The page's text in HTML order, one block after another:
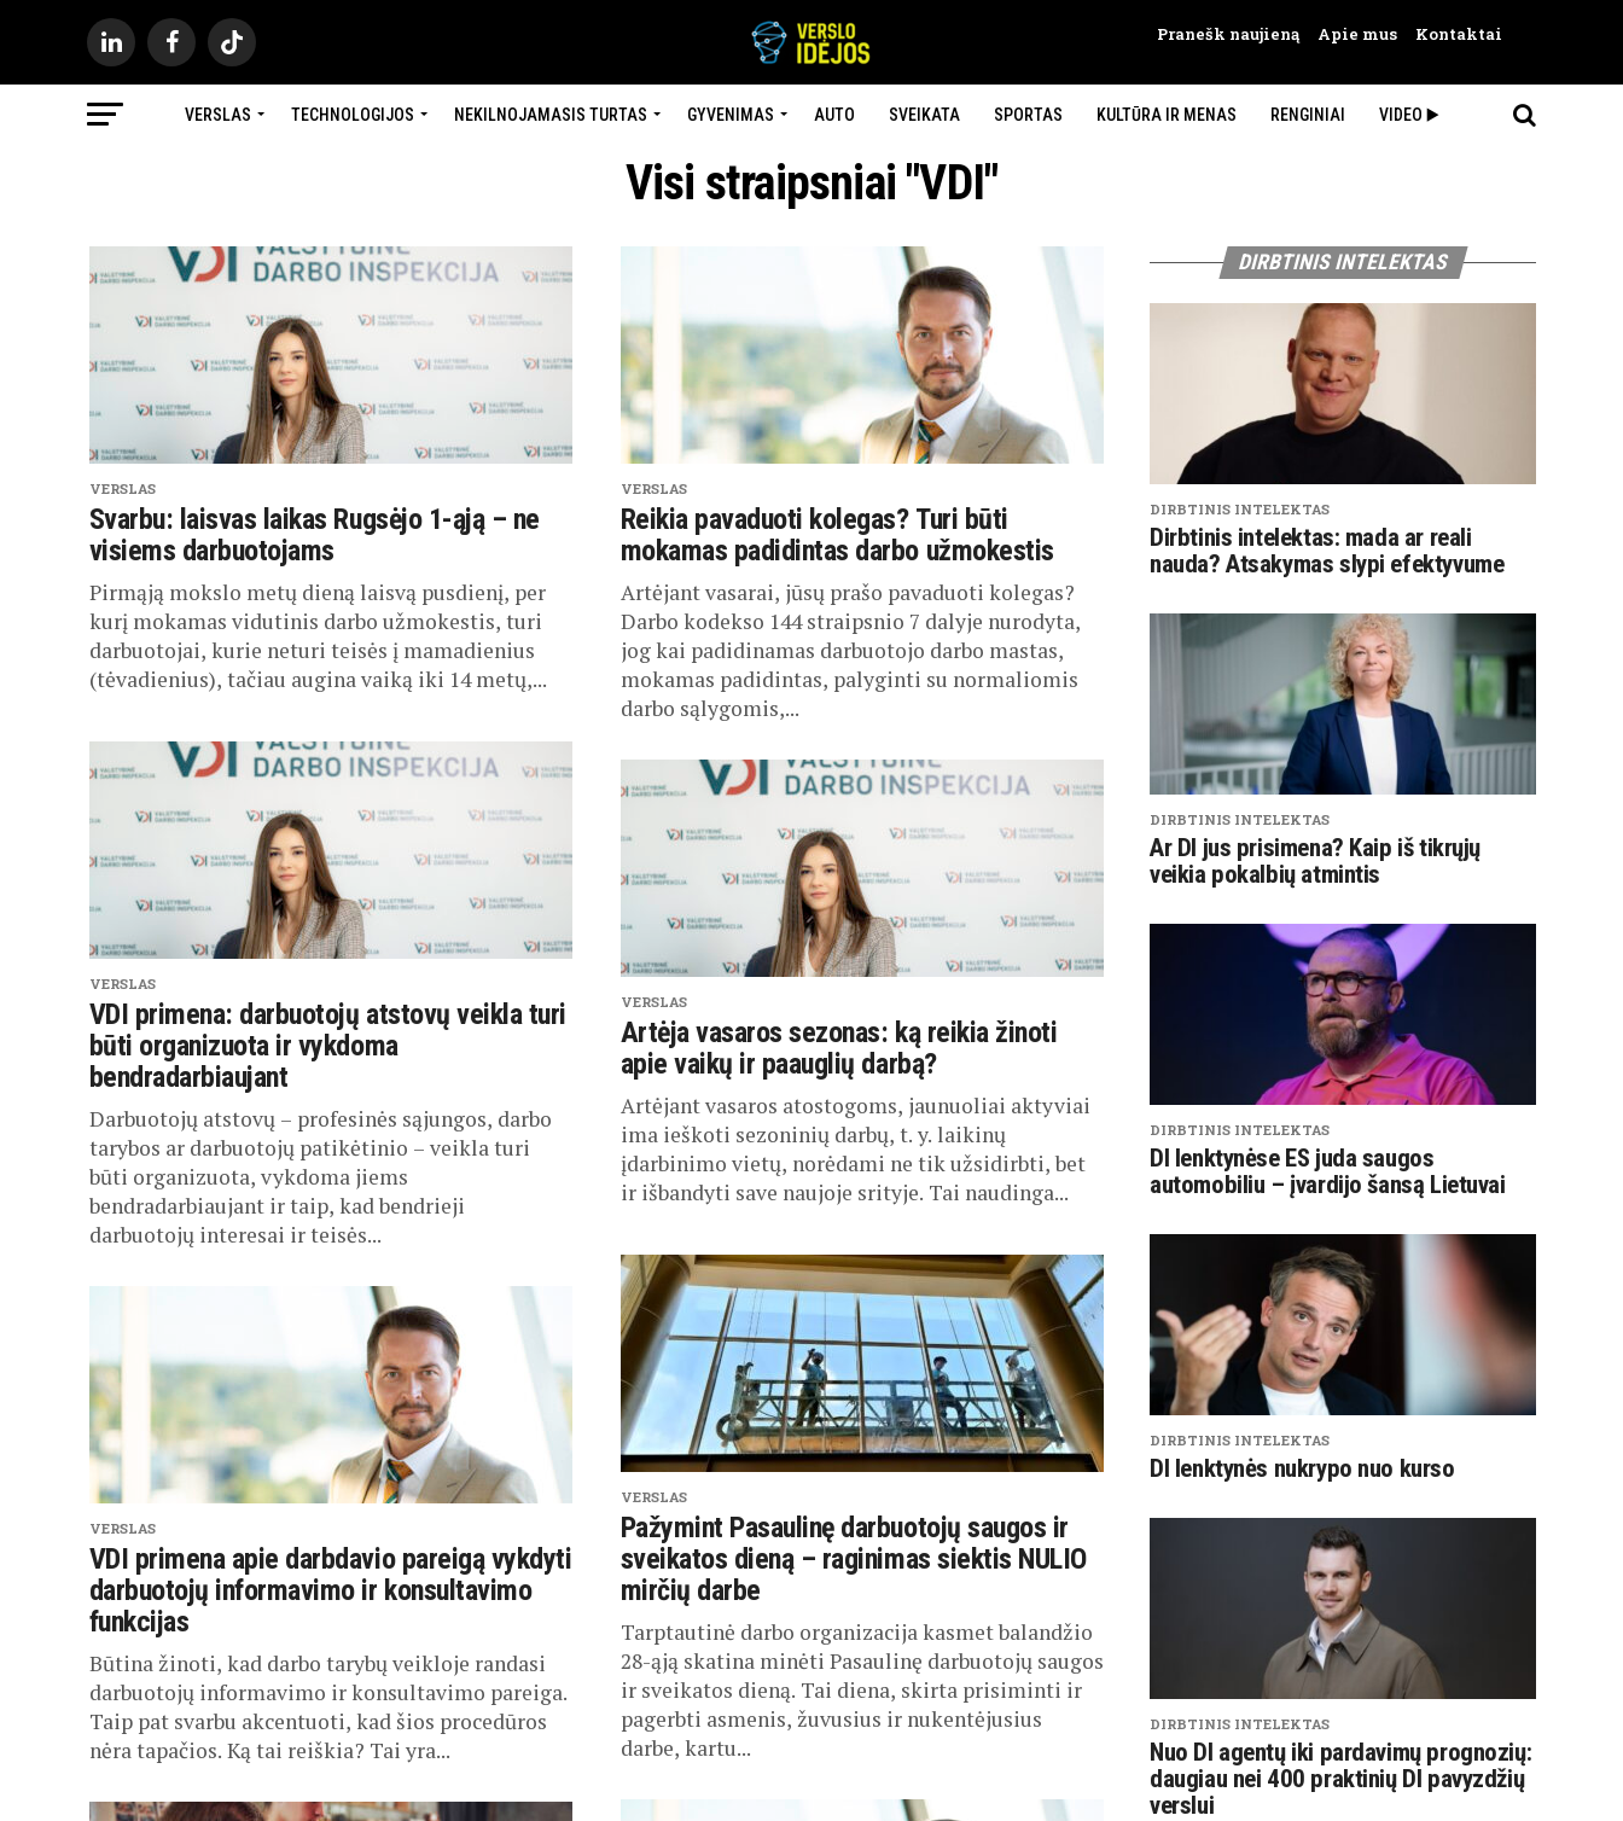
Pranešk naujieną Apie mus Kontaktai
VERSLAS TECHNOLOGIJOS NEKILNOJAMASIS TURTAS GYVENIMAS AUTO SVEIKATA SPORTAS KULTŪRA IR MENAS RENGINIAI VIDEO ▶️
Visi straipsniai "VDI"
VERSLAS
Svarbu: laisvas laikas Rugsėjo 1-ąją – ne
visiems darbuotojams
Pirmąją mokslo metų dieną laisvą pusdienį, per
kurį mokamas vidutinis darbo užmokestis, turi
darbuotojai, kurie neturi teisės į mamadienius
(tėvadienius), tačiau augina vaiką iki 14 metų,...
VERSLAS
VDI primena: darbuotojų atstovų veikla turi
būti organizuota ir vykdoma
bendradarbiaujant
Darbuotojų atstovų – profesinės sąjungos, darbo
tarybos ar darbuotojų patikėtinio – veikla turi
būti organizuota, vykdoma jiems
bendradarbiaujant ir taip, kad bendrieji
darbuotojų interesai ir teisės...
VERSLAS
VDI primena apie darbdavio pareigą vykdyti
darbuotojų informavimo ir konsultavimo
funkcijas
Būtina žinoti, kad darbo tarybų veikloje randasi
darbuotojų informavimo ir konsultavimo pareiga.
Taip pat svarbu akcentuoti, kad šios procedūros
nėra tapačios. Ką tai reiškia? Tai yra...
VERSLAS
Reikia pavaduoti kolegas? Turi būti
mokamas padidintas darbo užmokestis
Artėjant vasarai, jūsų prašo pavaduoti kolegas?
Darbo kodekso 144 straipsnio 7 dalyje nurodyta,
jog kai padidinamas darbuotojo darbo mastas,
mokamas padidintas, palyginti su normaliomis
darbo sąlygomis,...
VERSLAS
Artėja vasaros sezonas: ką reikia žinoti
apie vaikų ir paauglių darbą?
Artėjant vasaros atostogoms, jaunuoliai aktyviai
ima ieškoti sezoninių darbų, t. y. laikinų
įdarbinimo vietų, norėdami ne tik užsidirbti, bet
ir išbandyti save naujoje srityje. Tai naudinga...
VERSLAS
Pažymint Pasaulinę darbuotojų saugos ir
sveikatos dieną – raginimas siektis NULIO
mirčių darbe
Tarptautinė darbo organizacija kasmet balandžio
28-ąją skatina minėti Pasaulinę darbuotojų saugos
ir sveikatos dieną. Tai diena, skirta prisiminti ir
pagerbti asmenis, žuvusius ir nukentėjusius
darbe, kartu...
DIRBTINIS INTELEKTAS
DIRBTINIS INTELEKTAS
Dirbtinis intelektas: mada ar reali
nauda? Atsakymas slypi efektyvume
DIRBTINIS INTELEKTAS
Ar DI jus prisimena? Kaip iš tikrųjų
veikia pokalbių atmintis
DIRBTINIS INTELEKTAS
DI lenktynėse ES juda saugos
automobiliu – įvardijo šansą Lietuvai
DIRBTINIS INTELEKTAS
DI lenktynės nukrypo nuo kurso
DIRBTINIS INTELEKTAS
Nuo DI agentų iki pardavimų prognozių:
daugiau nei 400 praktinių DI pavyzdžių
verslui